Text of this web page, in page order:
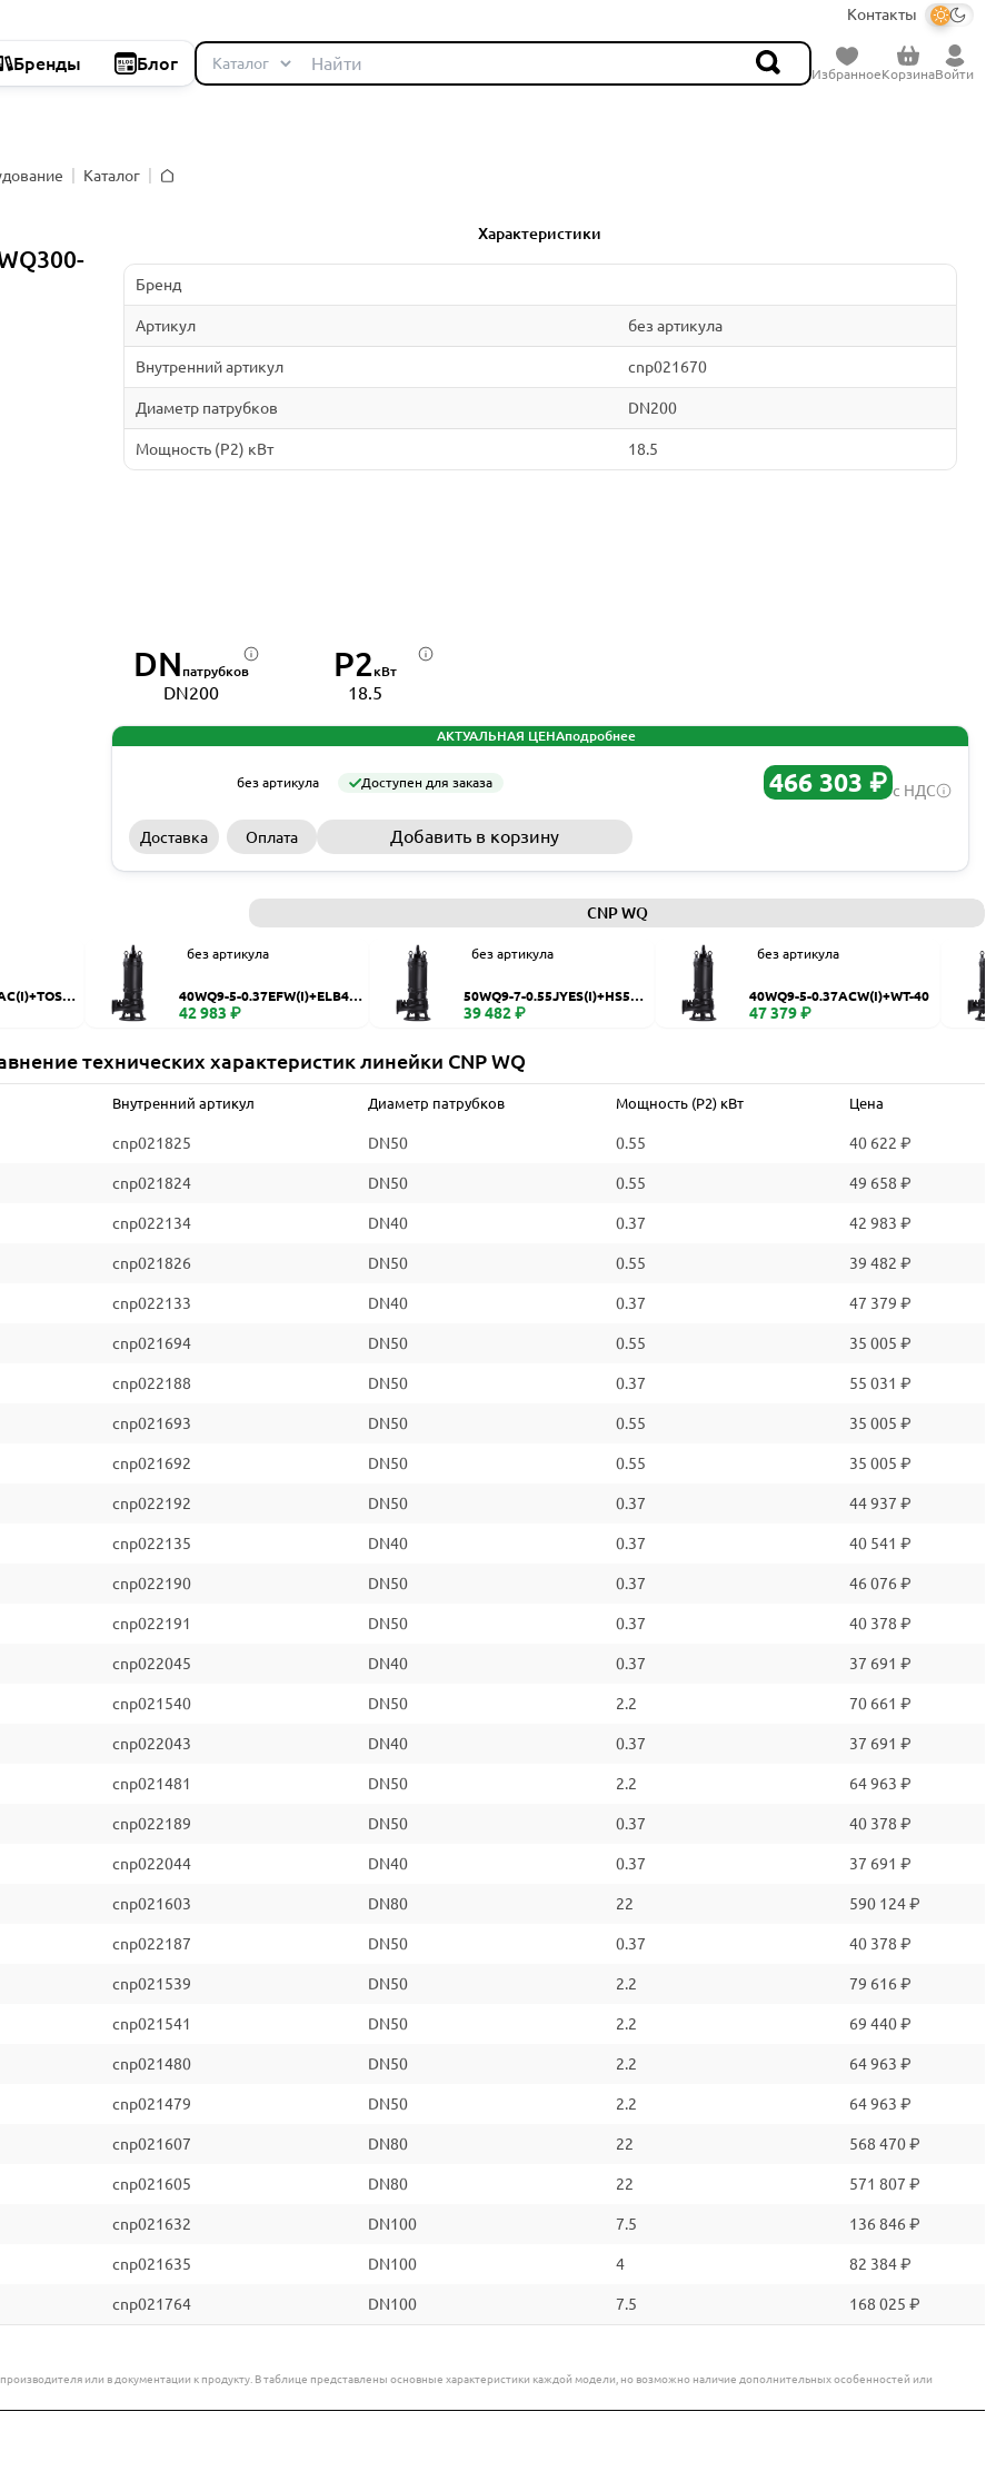
Контакты
Бренды Блог
ИзбранноеКорзинаВойти
Каталог
Характеристики
Бренд
Артикул без артикула
Внутренний артикул cnp021670
Диаметр патрубков DN200
Мощность (P2) кВт 18.5
DN патрубков
DN200
P2кВт
18.5
АКТУАЛЬНАЯ ЦЕНАподробнее
без артикула Доступен для заказа 466 303 ₽ с НДС
Доставка Оплата Добавить в корзину
CNP WQ
5
без артикула
40WQ9-5-0.37EFW(I)+ELB40
WQ
42 983 ₽
без артикула
50WQ9-7-0.55JYES(I)+HS50
WQ
39 482 ₽
без артикула
40WQ9-5-0.37ACW(I)+WT-40
47 379 ₽
технических характеристик линейки CNP WQ
Внутренний артикул Диаметр патрубков Мощность (P2) кВт Цена
cnp021825 DN50 0.55 40 622 ₽
cnp021824 DN50 0.55 49 658 ₽
cnp022134 DN40 0.37 42 983 ₽
cnp021826 DN50 0.55 39 482 ₽
cnp022133 DN40 0.37 47 379 ₽
cnp021694 DN50 0.55 35 005 ₽
cnp022188 DN50 0.37 55 031 ₽
cnp021693 DN50 0.55 35 005 ₽
cnp021692 DN50 0.55 35 005 ₽
cnp022192 DN50 0.37 44 937 ₽
cnp022135 DN40 0.37 40 541 ₽
cnp022190 DN50 0.37 46 076 ₽
cnp022191 DN50 0.37 40 378 ₽
cnp022045 DN40 0.37 37 691 ₽
cnp021540 DN50 2.2 70 661 ₽
cnp022043 DN40 0.37 37 691 ₽
cnp021481 DN50 2.2 64 963 ₽
cnp022189 DN50 0.37 40 378 ₽
cnp022044 DN40 0.37 37 691 ₽
cnp021603 DN80 22 590 124 ₽
cnp022187 DN50 0.37 40 378 ₽
cnp021539 DN50 2.2 79 616 ₽
cnp021541 DN50 2.2 69 440 ₽
cnp021480 DN50 2.2 64 963 ₽
cnp021479 DN50 2.2 64 963 ₽
cnp021607 DN80 22 568 470 ₽
cnp021605 DN80 22 571 807 ₽
cnp021632 DN100 7.5 136 846 ₽
cnp021635 DN100 4 82 384 ₽
cnp021764 DN100 7.5 168 025 ₽
или в документации к продукту. В таблице представлены основные характеристики каждой модели, но возможно наличие дополнительных особенностей или